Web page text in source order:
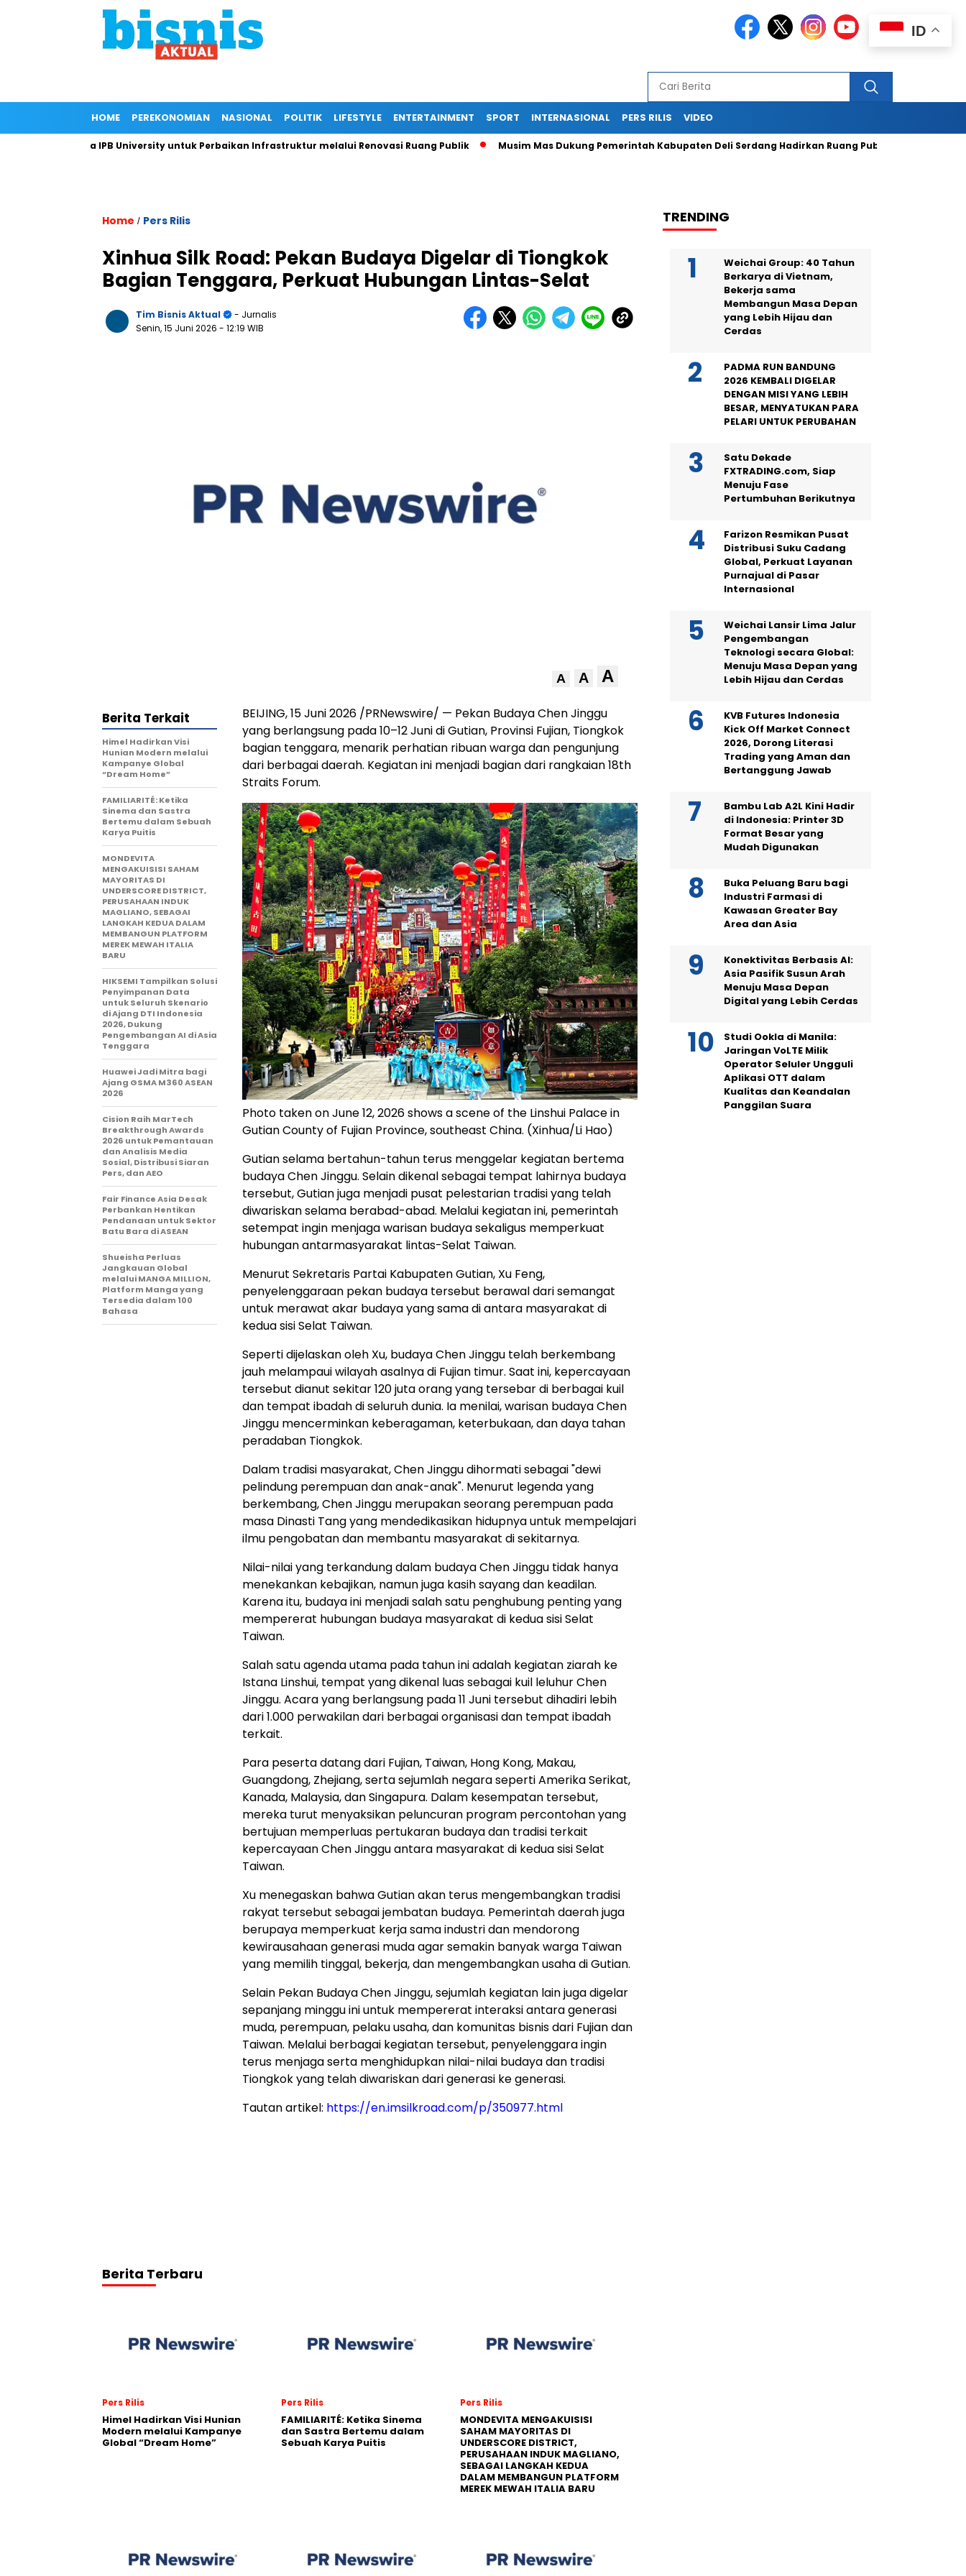
HOME PEREKONOMIAN NASIONAL POLITIK LIFESTYLE ENTERTAINMENT SPORT INTERNASIONAL PERS RILIS VIDEO
Kepada IPB University untuk Perbaikan Infrastruktur melalui Renovasi Ruang Publik Musim Mas Dukung Pemerintah Kabupaten Deli Serdang Hadirkan Ruang Publik Bersama melalui
Home / Pers Rilis
Xinhua Silk Road: Pekan Budaya Digelar di Tiongkok
Bagian Tenggara, Perkuat Hubungan Lintas-Selat
Tim Bisnis Aktual
- Jurnalis
Senin, 15 Juni 2026 - 12:19 WIB
A A A
BEIJING, 15 Juni 2026 /PRNewswire/ — Pekan Budaya Chen Jinggu
yang berlangsung pada 10–12 Juni di Gutian, Provinsi Fujian, Tiongkok
bagian tenggara, menarik perhatian ribuan warga dan pengunjung
dari berbagai daerah. Kegiatan ini menjadi bagian dari rangkaian 18th
Straits Forum.
Photo taken on June 12, 2026 shows a scene of the Linshui Palace in
Gutian County of Fujian Province, southeast China. (Xinhua/Li Hao)
Gutian selama bertahun-tahun terus menggelar kegiatan bertema
budaya Chen Jinggu. Selain dikenal sebagai tempat lahirnya budaya
tersebut, Gutian juga menjadi pusat pelestarian tradisi yang telah
diwariskan selama berabad-abad. Melalui kegiatan ini, pemerintah
setempat ingin menjaga warisan budaya sekaligus memperkuat
hubungan antarmasyarakat lintas-Selat Taiwan.
Menurut Sekretaris Partai Kabupaten Gutian, Xu Feng,
penyelenggaraan pekan budaya tersebut berawal dari semangat
untuk merawat akar budaya yang sama di antara masyarakat di
kedua sisi Selat Taiwan.
Seperti dijelaskan oleh Xu, budaya Chen Jinggu telah berkembang
jauh melampaui wilayah asalnya di Fujian timur. Saat ini, kepercayaan
tersebut dianut sekitar 120 juta orang yang tersebar di berbagai kuil
dan tempat ibadah di seluruh dunia. Ia menilai, warisan budaya Chen
Jinggu mencerminkan keberagaman, keterbukaan, dan daya tahan
peradaban Tiongkok.
Dalam tradisi masyarakat, Chen Jinggu dihormati sebagai "dewi
pelindung perempuan dan anak-anak". Menurut legenda yang
berkembang, Chen Jinggu merupakan seorang perempuan pada
masa Dinasti Tang yang mendedikasikan hidupnya untuk mempelajari
ilmu pengobatan dan membantu masyarakat di sekitarnya.
Nilai-nilai yang terkandung dalam budaya Chen Jinggu tidak hanya
menekankan kebajikan, namun juga kasih sayang dan keadilan.
Karena itu, budaya ini menjadi salah satu penghubung penting yang
mempererat hubungan budaya masyarakat di kedua sisi Selat
Taiwan.
Salah satu agenda utama pada tahun ini adalah kegiatan ziarah ke
Istana Linshui, tempat yang dikenal luas sebagai kuil leluhur Chen
Jinggu. Acara yang berlangsung pada 11 Juni tersebut dihadiri lebih
dari 1.000 perwakilan dari berbagai organisasi dan tempat ibadah
terkait.
Para peserta datang dari Fujian, Taiwan, Hong Kong, Makau,
Guangdong, Zhejiang, serta sejumlah negara seperti Amerika Serikat,
Kanada, Malaysia, dan Singapura. Dalam kesempatan tersebut,
mereka turut menyaksikan peluncuran program percontohan yang
bertujuan memperluas pertukaran budaya dan tradisi terkait
kepercayaan Chen Jinggu antara masyarakat di kedua sisi Selat
Taiwan.
Xu menegaskan bahwa Gutian akan terus mengembangkan tradisi
rakyat tersebut sebagai jembatan budaya. Pemerintah daerah juga
berupaya memperkuat kerja sama industri dan mendorong
kewirausahaan generasi muda agar semakin banyak warga Taiwan
yang memilih tinggal, bekerja, dan mengembangkan usaha di Gutian.
Selain Pekan Budaya Chen Jinggu, sejumlah kegiatan lain juga digelar
sepanjang minggu ini untuk mempererat interaksi antara generasi
muda, perempuan, pelaku usaha, dan komunitas bisnis dari Fujian dan
Taiwan. Melalui berbagai kegiatan tersebut, penyelenggara ingin
terus menjaga serta menghidupkan nilai-nilai budaya dan tradisi
Tiongkok yang telah diwariskan dari generasi ke generasi.
Tautan artikel: https://en.imsilkroad.com/p/350977.html
Berita Terkait
Himel Hadirkan Visi
Hunian Modern melalui
Kampanye Global
“Dream Home”
FAMILIARITÉ: Ketika
Sinema dan Sastra
Bertemu dalam Sebuah
Karya Puitis
MONDEVITA
MENGAKUISISI SAHAM
MAYORITAS DI
UNDERSCORE DISTRICT,
PERUSAHAAN INDUK
MAGLIANO, SEBAGAI
LANGKAH KEDUA DALAM
MEMBANGUN PLATFORM
MEREK MEWAH ITALIA
BARU
HIKSEMI Tampilkan Solusi
Penyimpanan Data
untuk Seluruh Skenario
di Ajang DTI Indonesia
2026, Dukung
Pengembangan AI di Asia
Tenggara
Huawei Jadi Mitra bagi
Ajang GSMA M360 ASEAN
2026
Cision Raih MarTech
Breakthrough Awards
2026 untuk Pemantauan
dan Analisis Media
Sosial, Distribusi Siaran
Pers, dan AEO
Fair Finance Asia Desak
Perbankan Hentikan
Pendanaan untuk Sektor
Batu Bara di ASEAN
Shueisha Perluas
Jangkauan Global
melalui MANGA MILLION,
Platform Manga yang
Tersedia dalam 100
Bahasa
Berita Terbaru
Pers Rilis
Himel Hadirkan Visi Hunian
Modern melalui Kampanye
Global “Dream Home”
Pers Rilis
FAMILIARITÉ: Ketika Sinema
dan Sastra Bertemu dalam
Sebuah Karya Puitis
Pers Rilis
MONDEVITA MENGAKUISISI
SAHAM MAYORITAS DI
UNDERSCORE DISTRICT,
PERUSAHAAN INDUK MAGLIANO,
SEBAGAI LANGKAH KEDUA
DALAM MEMBANGUN PLATFORM
MEREK MEWAH ITALIA BARU
TRENDING
Weichai Group: 40 Tahun
Berkarya di Vietnam,
Bekerja sama
Membangun Masa Depan
yang Lebih Hijau dan
Cerdas
PADMA RUN BANDUNG
2026 KEMBALI DIGELAR
DENGAN MISI YANG LEBIH
BESAR, MENYATUKAN PARA
PELARI UNTUK PERUBAHAN
Satu Dekade
FXTRADING.com, Siap
Menuju Fase
Pertumbuhan Berikutnya
Farizon Resmikan Pusat
Distribusi Suku Cadang
Global, Perkuat Layanan
Purnajual di Pasar
Internasional
Weichai Lansir Lima Jalur
Pengembangan
Teknologi secara Global:
Menuju Masa Depan yang
Lebih Hijau dan Cerdas
KVB Futures Indonesia
Kick Off Market Connect
2026, Dorong Literasi
Trading yang Aman dan
Bertanggung Jawab
Bambu Lab A2L Kini Hadir
di Indonesia: Printer 3D
Format Besar yang
Mudah Digunakan
Buka Peluang Baru bagi
Industri Farmasi di
Kawasan Greater Bay
Area dan Asia
Konektivitas Berbasis AI:
Asia Pasifik Susun Arah
Menuju Masa Depan
Digital yang Lebih Cerdas
Studi Ookla di Manila:
Jaringan VoLTE Milik
Operator Seluler Ungguli
Aplikasi OTT dalam
Kualitas dan Keandalan
Panggilan Suara
ID